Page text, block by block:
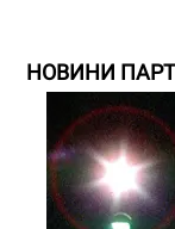
НОВИНИ